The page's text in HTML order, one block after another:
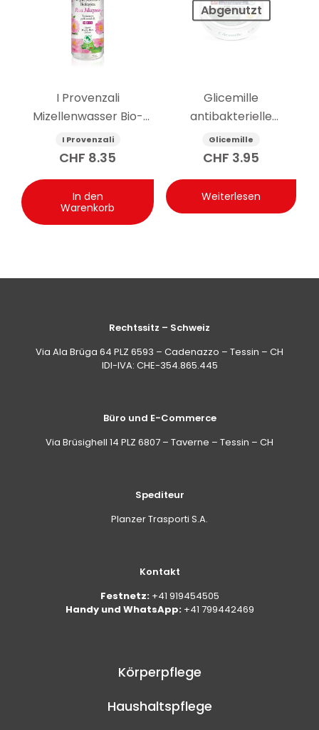
I Provenzali
Mizellenwasser Bio-
Rosenmuskatnuss 400
ml
I Provenzali
CHF 8.35
In den
Warenkorb
Abgenutzt
Glicemille
antibakterielle
feuchtigkeitsspendende
Handcreme mit
Glicemille
CHF 3.95
Weiterlesen
Rechtssitz – Schweiz
Via Ala Brüga 64 PLZ 6593 – Cadenazzo – Tessin – CH
IDI-IVA: CHE-354.865.445
Büro und E-Commerce
Via Brüsighell 14 PLZ 6807 – Taverne – Tessin – CH
Spediteur
Planzer Trasporti S.A.
Kontakt
Festnetz: +41 919454505
Handy und WhatsApp: +41 799442469
Körperpflege
Haushaltspflege